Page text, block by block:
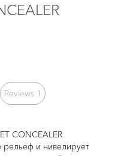
Reviews 1
CONCEALER
рельеф и нивелирует